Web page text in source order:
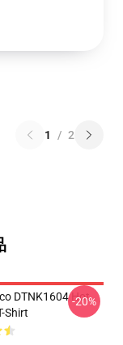
1 / 2
DTNK1604 Hot
Shirt
-20%